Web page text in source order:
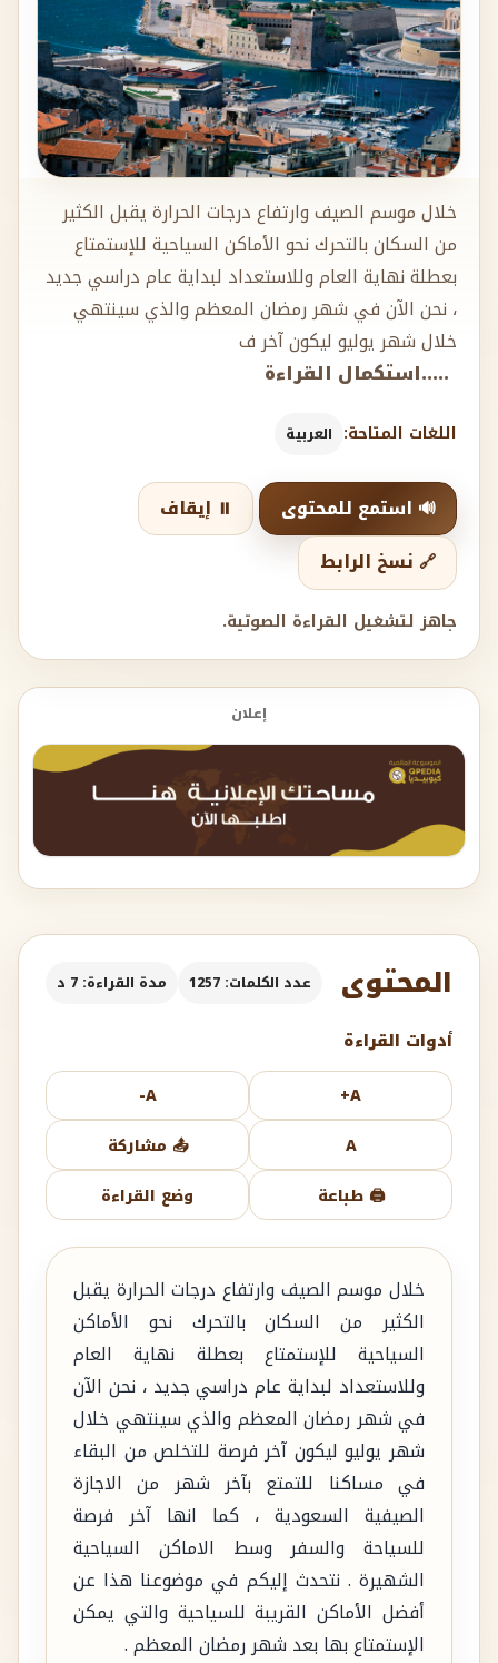
خلال موسم الصيف وارتفاع درجات الحرارة يقبل الكثير
من السكان بالتحرك نحو الأماكن السياحية للإستمتاع
بعطلة نهاية العام وللاستعداد لبداية عام دراسي جديد
، نحن الآن في شهر رمضان المعظم والذي سينتهي
خلال شهر يوليو ليكون آخر ف
.....استكمال القراءة
اللغات المتاحة: العربية
🔊 استمع للمحتوى
⏸️ إيقاف
🔗 نسخ الرابط
جاهز لتشغيل القراءة الصوتية.
إعلان
المحتوى عدد الكلمات: 1257 مدة القراءة: 7 د
أدوات القراءة
A+
A-
A
📤 مشاركة
🖨️ طباعة
وضع القراءة
خلال موسم الصيف وارتفاع درجات الحرارة يقبل
الكثير من السكان بالتحرك نحو الأماكن
السياحية للإستمتاع بعطلة نهاية العام
وللاستعداد لبداية عام دراسي جديد ، نحن الآن
في شهر رمضان المعظم والذي سينتهي خلال
شهر يوليو ليكون آخر فرصة للتخلص من البقاء
في مساكنا للتمتع بآخر شهر من الاجازة
الصيفية السعودية ، كما انها آخر فرصة
للسياحة والسفر وسط الاماكن السياحية
الشهيرة . نتحدث إليكم في موضوعنا هذا عن
أفضل الأماكن القريبة للسياحية والتي يمكن
الإستمتاع بها بعد شهر رمضان المعظم .